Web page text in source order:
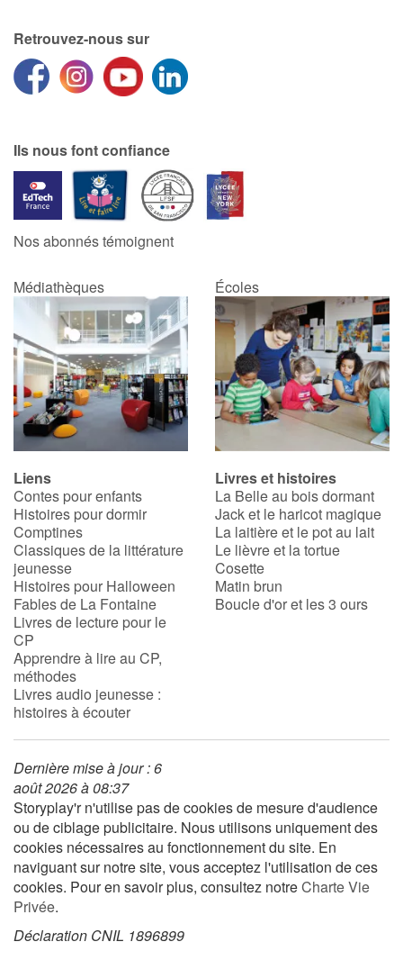
Retrouvez-nous sur
Ils nous font confiance
Nos abonnés témoignent
Médiathèques Écoles
Liens
Contes pour enfants
Histoires pour dormir
Comptines
Classiques de la littérature
jeunesse
Histoires pour Halloween
Fables de La Fontaine
Livres de lecture pour le
CP
Apprendre à lire au CP,
méthodes
Livres audio jeunesse :
histoires à écouter
Livres et histoires
La Belle au bois dormant
Jack et le haricot magique
La laitière et le pot au lait
Le lièvre et la tortue
Cosette
Matin brun
Boucle d'or et les 3 ours
Dernière mise à jour : 6
août 2026 à 08:37
Storyplay'r n'utilise pas de cookies de mesure d'audience
ou de ciblage publicitaire. Nous utilisons uniquement des
cookies nécessaires au fonctionnement du site. En
naviguant sur notre site, vous acceptez l'utilisation de ces
cookies. Pour en savoir plus, consultez notreCharte Vie
Privée.
Déclaration CNIL 1896899